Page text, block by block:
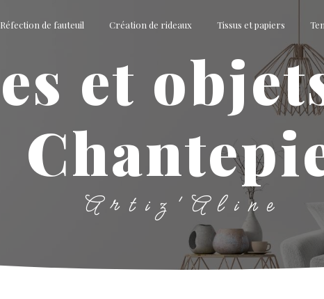
Réfection de fauteuil Création de rideaux Tissus et papiers
Artiz'Aline